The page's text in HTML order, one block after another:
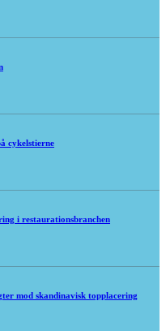
cykelstierne
i restaurationsbranchen
mod skandinavisk topplacering